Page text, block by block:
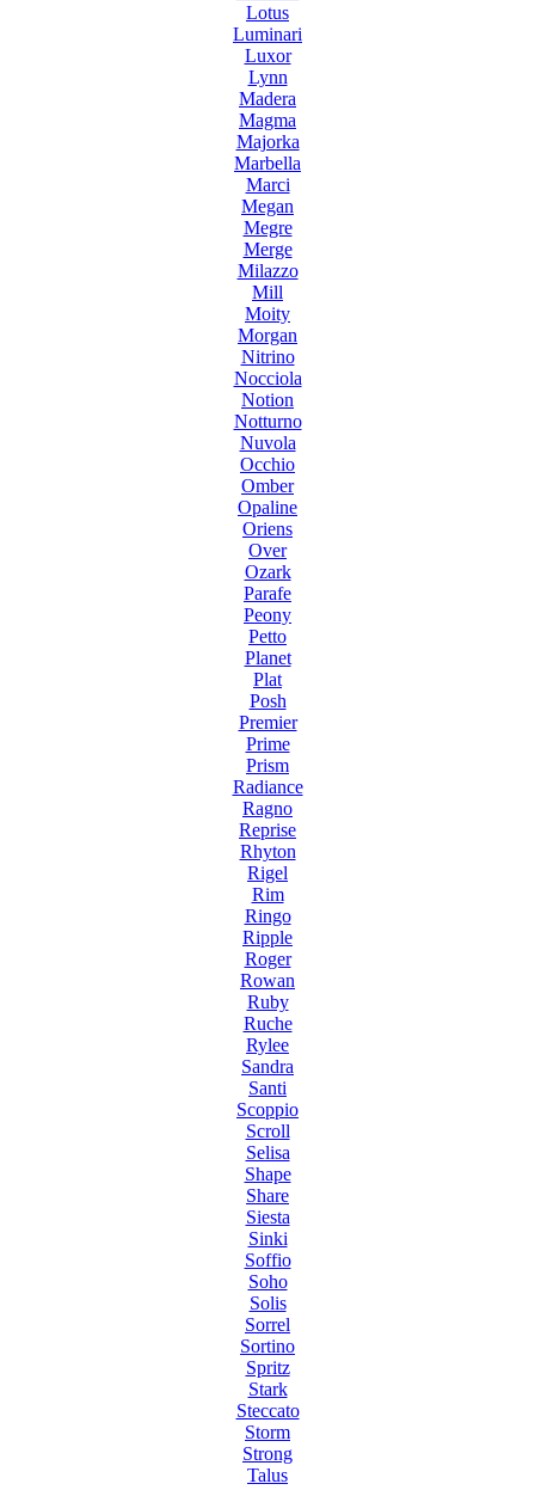
Lotus
Luminari
Luxor
Lynn
Madera
Magma
Majorka
Marbella
Marci
Megan
Megre
Merge
Milazzo
Mill
Moity
Morgan
Nitrino
Nocciola
Notion
Notturno
Nuvola
Occhio
Omber
Opaline
Oriens
Over
Ozark
Parafe
Peony
Petto
Planet
Plat
Posh
Premier
Prime
Prism
Radiance
Ragno
Reprise
Rhyton
Rigel
Rim
Ringo
Ripple
Roger
Rowan
Ruby
Ruche
Rylee
Sandra
Santi
Scoppio
Scroll
Selisa
Shape
Share
Siesta
Sinki
Soffio
Soho
Solis
Sorrel
Sortino
Spritz
Stark
Steccato
Storm
Strong
Talus